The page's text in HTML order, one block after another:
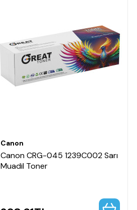
Canon
Canon CRG-045 1239C002 Sarı
Muadil Toner